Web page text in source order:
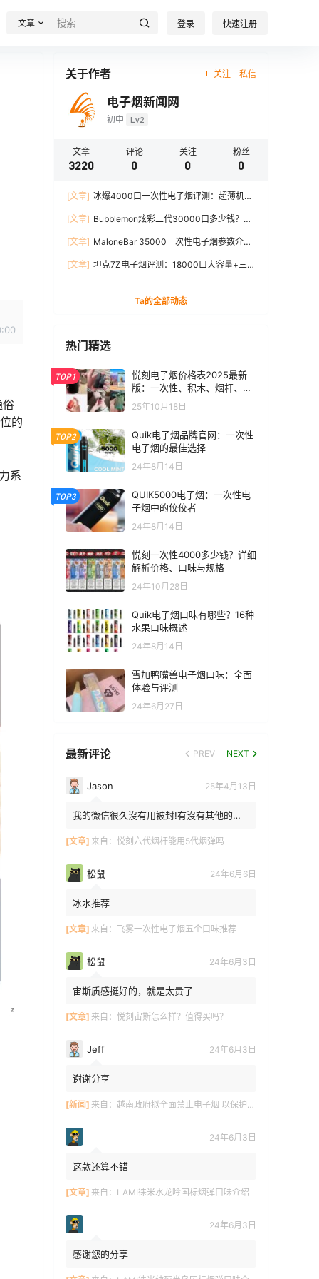
文章 登录 快速注册
俗
的
系
关于作者 关注 私信
电子烟新闻网
初中 Lv2
文章
3220
评论
0
关注
0
粉丝
0
[文章] 冰爆4000口一次性电子烟评测：超薄机
[文章] Bubblemon炫彩二代30000口多少钱？最
[文章] MaloneBar 35000一次性电子烟参数介
[文章] 坦克7Z电子烟评测：18000口大容量+三
Ta的全部动态
热门精选
TOP1
悦刻电子烟价格表2025最新
版：一次性、积木、烟杆、烟
弹全价位汇总
25年10月18日
TOP2
Quik电子烟品牌官网：一次性
电子烟的最佳选择
24年8月14日
TOP3
QUIK5000电子烟：一次性电
子烟中的佼佼者
24年8月14日
悦刻一次性4000多少钱？详细
解析价格、口味与规格
24年10月28日
Quik电子烟口味有哪些？16种
水果口味概述
24年8月14日
雪加鸭嘴兽电子烟口味：全面
体验与评测
24年6月27日
最新评论 PREV NEXT
Jason 25年4月13日
我的微信很久沒有用被封!有沒有其他的方
[文章] 来自： 悦刻六代烟杆能用5代烟弹吗
松鼠 24年6月6日
冰水推荐
[文章] 来自： 飞雾一次性电子烟五个口味推荐
松鼠 24年6月3日
宙斯质感挺好的，就是太贵了
[文章] 来自： 悦刻宙斯怎么样？值得买吗？
Jeff 24年6月3日
谢谢分享
[新闻] 来自： 越南政府拟全面禁止电子烟 以保护青少年健康
24年6月3日
这款还算不错
[文章] 来自： LAMI徕米水龙吟国标烟弹口味介绍
24年6月3日
感谢您的分享